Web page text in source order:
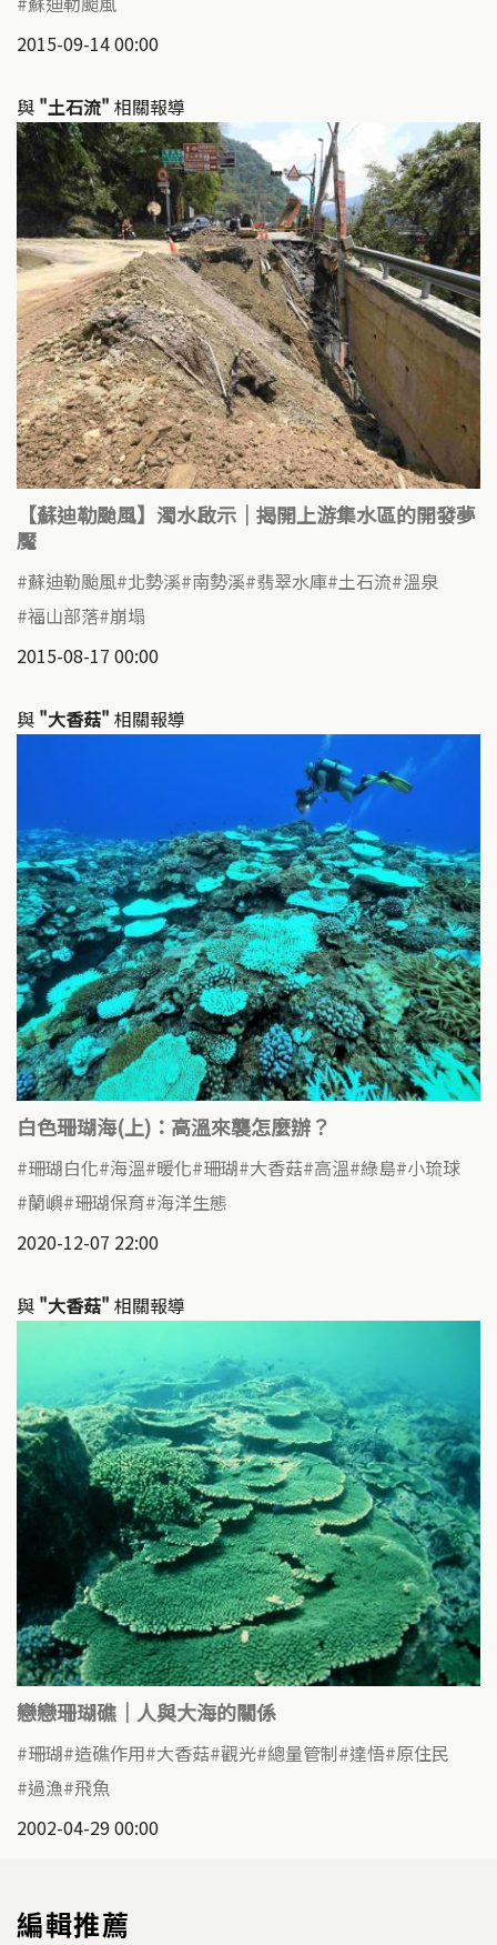
2015-09-14 00:00
與 "土石流" 相關報導
【蘇迪勒颱風】濁水啟示｜揭開上游集水區的開發夢
魘
蘇迪勒颱風 北勢溪 南勢溪 翡翠水庫 土石流 溫泉
福山部落 崩塌
2015-08-17 00:00
與 "大香菇" 相關報導
白色珊瑚海(上)：高溫來襲怎麼辦？
珊瑚白化 海溫 暖化 珊瑚 大香菇 高溫 綠島 小琉球
蘭嶼 珊瑚保育 海洋生態
2020-12-07 22:00
與 "大香菇" 相關報導
戀戀珊瑚礁｜人與大海的關係
珊瑚 造礁作用 大香菇 觀光 總量管制 達悟 原住民
過漁 飛魚
2002-04-29 00:00
編輯推薦